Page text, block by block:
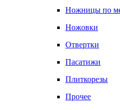
Ножницы по
Ножовки
Отвертки
Пасатижи
Плиткорезы
Прочее